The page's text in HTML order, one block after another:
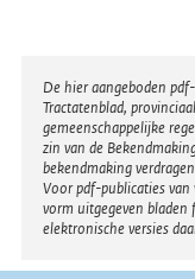
Disclaimer
De hier aangeboden
Tractatenblad,
gemeenschappelijke
zin van de
bekendmaking
Voor pdf-publicaties van
vorm uitgegeven bladen
elektronische versies